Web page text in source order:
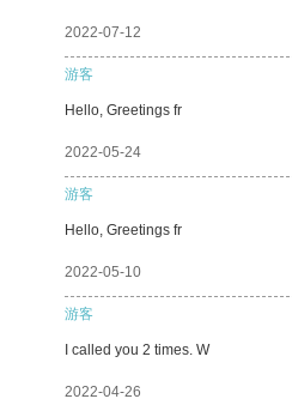
2022-07-12
游客
Hello, Greetings fr
2022-05-24
游客
Hello, Greetings fr
2022-05-10
游客
I called you 2 times. W
2022-04-26